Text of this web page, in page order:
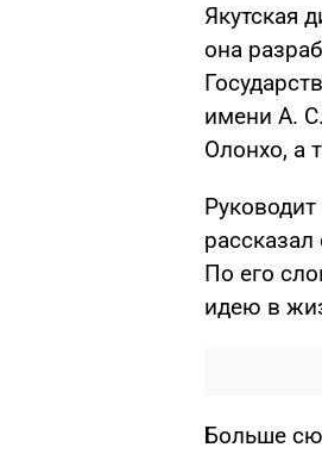
Якутская
она
имени А.
Олонхо, а
По его
идею в
Больше